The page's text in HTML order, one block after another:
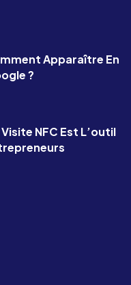
Apparaître En
?
NFC Est L’outil